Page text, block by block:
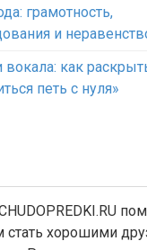
грамотность,
и
вокала: как
петь с нуля»
стать хорошими